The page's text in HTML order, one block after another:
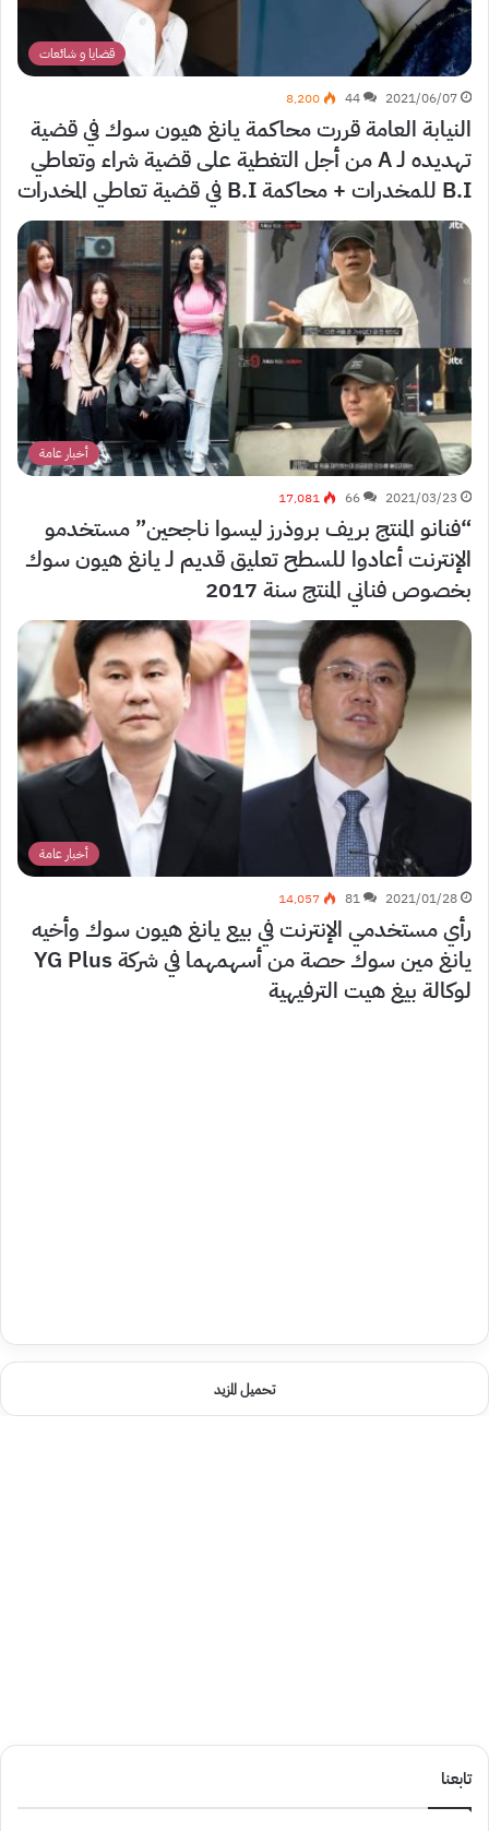
قضايا و شائعات
2021/06/07
44 8٬200
النيابة العامة قررت محاكمة يانغ هيون سوك في قضية
تهديده لـ A من أجل التغطية على قضية شراء وتعاطي
B.I للمخدرات + محاكمة B.I في قضية تعاطي المخدرات
أخبار عامة
2021/03/23
66 17٬081
“فنانو المنتج بريف بروذرز ليسوا ناجحين” مستخدمو
الإنترنت أعادوا للسطح تعليق قديم لـ يانغ هيون سوك
بخصوص فناني المنتج سنة 2017
أخبار عامة
2021/01/28
81 14٬057
رأي مستخدمي الإنترنت في بيع يانغ هيون سوك وأخيه
يانغ مين سوك حصة من أسهمهما في شركة YG Plus
لوكالة بيغ هيت الترفيهية
تحميل المزيد
تابعنا